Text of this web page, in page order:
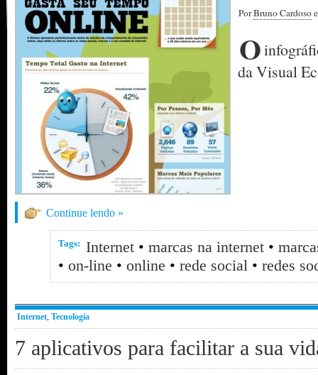
PorBruno Cardoso
O
da Visual
Continue lendo »
Tags: Internet • marcas na internet •
• on-line • online • rede social • redes
Internet, Tecnologia
7 aplicativos para facilitar a sua